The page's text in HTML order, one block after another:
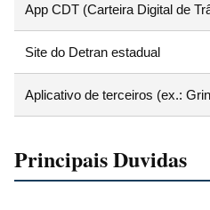
App CDT (Carteira Digital de
Site do Detran estadual
Aplicativo de terceiros (ex.:
Principais Duvidas